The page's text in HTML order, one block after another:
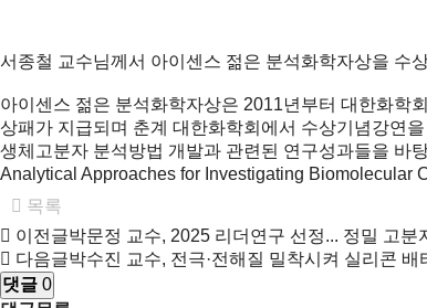
서종철 교수님께서 아이센스 젊은 분석화학자상을 수
아이센스 젊은 분석화학자상은 2011년부터 대한화학
상패가 지급되며 춘계 대한화학회에서 수상기념강연
생체고분자 분석방법 개발과 관련된 연구성과들을 바
Analytical Approaches for Investigating Biomolecular
목록
이전글박문정 교수, 2025 리더연구 선정... 정밀 고분
다음글박수진 교수, 전극·전해질 밀착시켜 실리콘 배
댓글 0